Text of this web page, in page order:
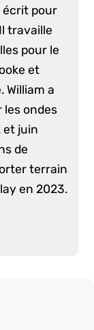
écrit pour
travaille
pour le
et
William a
les ondes
et juin
de
terrain
en 2023.